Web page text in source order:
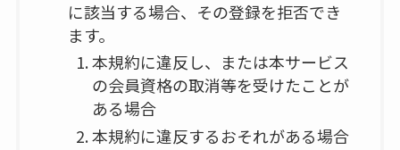
に該当する場合、その登録を拒否でき
ます。
本規約に違反し、または本サービス
の会員資格の取消等を受けたことが
ある場合
本規約に違反するおそれがある場合